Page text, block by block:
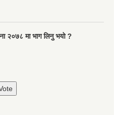
२०७८ मा भाग लिनु भयो ?